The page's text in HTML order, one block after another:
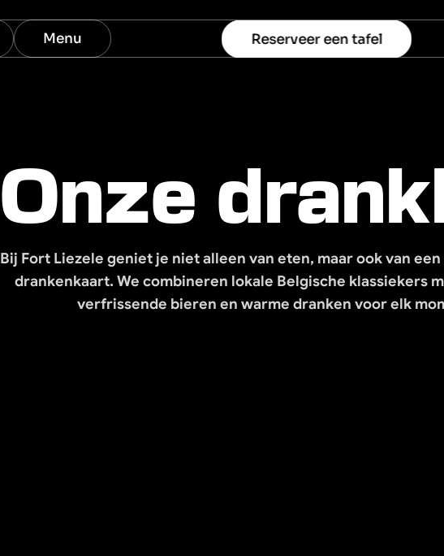
Menu Reserveer een tafel
Onze
Bij Fort Liezele geniet je niet alleen van eten, maar ook van
drankenkaart. We combineren lokale Belgische klassiekers
verfrissende bieren en warme dranken voor elk